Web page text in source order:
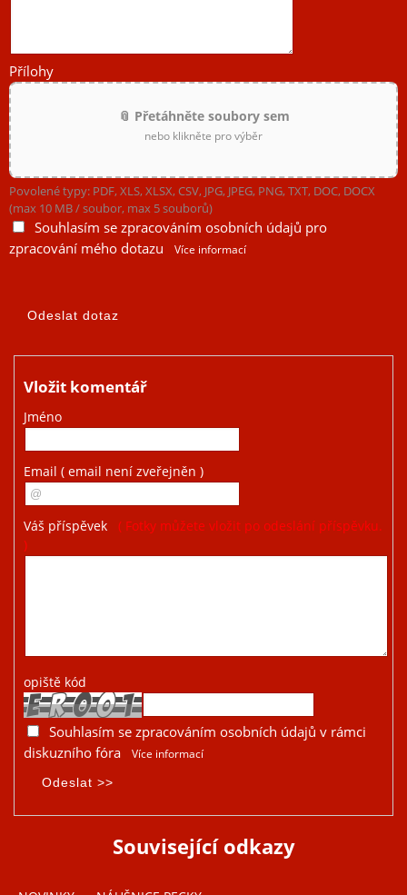
Přílohy
📎 Přetáhněte soubory sem
nebo klikněte pro výběr
Povolené typy: PDF, XLS, XLSX, CSV, JPG, JPEG, PNG, TXT, DOC, DOCX
(max 10 MB / soubor, max 5 souborů)
Souhlasím se zpracováním osobních údajů pro
zpracování mého dotazu
Více informací
Vložit komentář
Jméno
Email ( email není zveřejněn )
Váš příspěvek
( Fotky můžete vložit po odeslání příspěvku.
)
opiště kód
Souhlasím se zpracováním osobních údajů v rámci
diskuzního fóra
Více informací
Související odkazy